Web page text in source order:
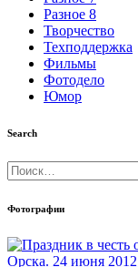
Разное 8
Творчество
Техподдержка
Фильмы
Фотодело
Юмор
Search
Найти:
Фотографии